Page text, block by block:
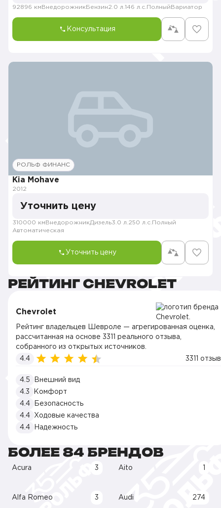
92896 км Внедорожник Бензин2.0 л. 146 л.с. Полный Вариатор
Консультация
РОЛЬФ ФИНАНС
Kia Mohave
2012
Уточнить цену
310000 км ВнедорожникДизель3.0 л. 250 л.с. Полный
Автоматическая
Уточнить цену
РЕЙТИНГ CHEVROLET
Chevrolet
Рейтинг владельцев Шевроле — агрегированная оценка,
рассчитанная на основе 3311 реального отзыва,
собранного из открытых источников.
4.4
3311 отзыв
4.5
Внешний вид
4.3
Комфорт
4.4
Безопасность
4.4
Ходовые качества
4.4
Надежность
БОЛЕЕ 84 БРЕНДОВ
Acura 3 Aito
Alfa Romeo 3 Audi 274